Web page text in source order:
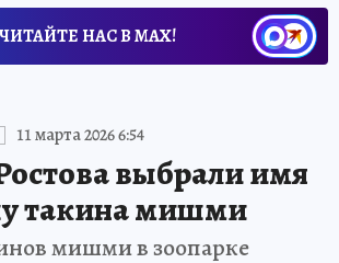
ЧИТАЙТЕ НАС В МАХ!
11 марта 2026 6:54
выбрали имя
такина мишми
мишми в зоопарке